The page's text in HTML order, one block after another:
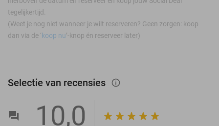
tegelijkertijd.
(Weet je nog niet wanneer je wilt reserveren? Geen zorgen: koop
dan via de ‘koop nu’-knop én reserveer later)
Selectie van recensies info_outlined
10,0